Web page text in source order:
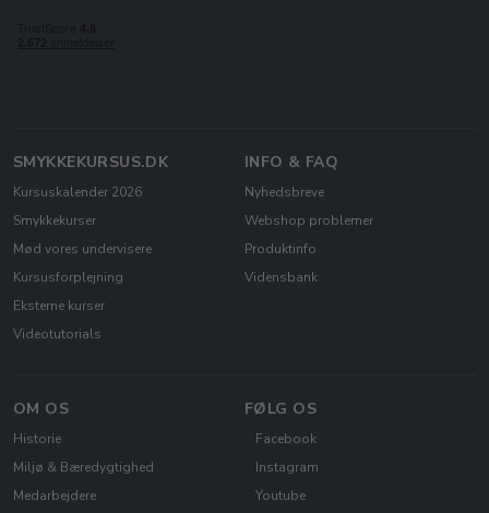
SMYKKEKURSUS.DK
Kursuskalender 2026
Smykkekurser
Mød vores undervisere
Kursusforplejning
Eksterne kurser
Videotutorials
INFO & FAQ
Nyhedsbreve
Webshop problemer
Produktinfo
Vidensbank
OM OS
Historie
Miljø & Bæredygtighed
Medarbejdere
FØLG OS
Facebook
Instagram
Youtube